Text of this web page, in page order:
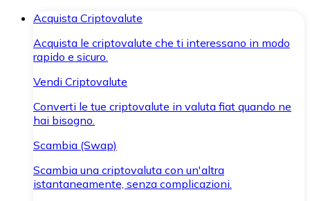
Acquista Criptovalute
Acquista le criptovalute che ti interessano in modo
rapido e sicuro.
Vendi Criptovalute
Converti le tue criptovalute in valuta fiat quando ne
hai bisogno.
Scambia (Swap)
Scambia una criptovaluta con un'altra
istantaneamente, senza complicazioni.